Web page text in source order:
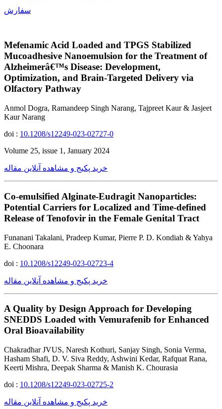
سفارش
Mefenamic Acid Loaded and TPGS Stabilized
Mucoadhesive Nanoemulsion for the Treatment of
Alzheimerâ€™s Disease: Development,
Optimization, and Brain-Targeted Delivery via
Olfactory Pathway
Anmol Dogra, Ramandeep Singh Narang, Tajpreet Kaur & Jasjeet
Kaur Narang
doi : 10.1208/s12249-023-02727-0
Volume 25, issue 1, January 2024
خرید پکیج و مشاهده آنلاین مقاله
Co-emulsified Alginate-Eudragit Nanoparticles:
Potential Carriers for Localized and Time-defined
Release of Tenofovir in the Female Genital Tract
Funanani Takalani, Pradeep Kumar, Pierre P. D. Kondiah & Yahya
E. Choonara
doi : 10.1208/s12249-023-02723-4
خرید پکیج و مشاهده آنلاین مقاله
A Quality by Design Approach for Developing
SNEDDS Loaded with Vemurafenib for Enhanced
Oral Bioavailability
Chakradhar JVUS, Naresh Kothuri, Sanjay Singh, Sonia Verma,
Hasham Shafi, D. V. Siva Reddy, Ashwini Kedar, Rafquat Rana,
Keerti Mishra, Deepak Sharma & Manish K. Chourasia
doi : 10.1208/s12249-023-02725-2
خرید پکیج و مشاهده آنلاین مقاله